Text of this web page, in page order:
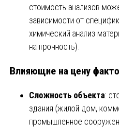
стоимость анализов
зависимости от
химический анализ
на прочность).
Влияющие на цену
Сложность объекта:
здания (жилой дом,
промышленное